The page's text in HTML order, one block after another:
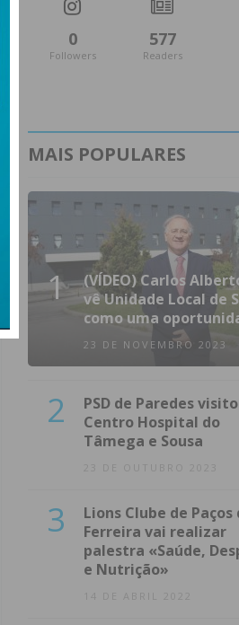
0
Followers
577
Readers
MAIS POPULARES
1
(VÍDEO) Carlos
vê Unidade Local de
como uma
23 DE NOVEMBRO 2023
2
PSD de Paredes
Centro Hospital do
Tâmega e Sousa
23 DE OUTUBRO 2023
3
Lions Clube de Paços
Ferreira vai realizar
palestra «Saúde,
e Nutrição»
14 DE ABRIL 2022